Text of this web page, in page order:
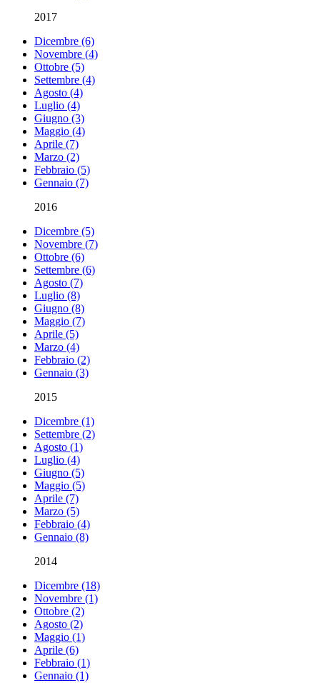
2017
Dicembre (6)
Novembre (4)
Ottobre (5)
Settembre (4)
Agosto (4)
Luglio (4)
Giugno (3)
Maggio (4)
Aprile (7)
Marzo (2)
Febbraio (5)
Gennaio (7)
2016
Dicembre (5)
Novembre (7)
Ottobre (6)
Settembre (6)
Agosto (7)
Luglio (8)
Giugno (8)
Maggio (7)
Aprile (5)
Marzo (4)
Febbraio (2)
Gennaio (3)
2015
Dicembre (1)
Settembre (2)
Agosto (1)
Luglio (4)
Giugno (5)
Maggio (5)
Aprile (7)
Marzo (5)
Febbraio (4)
Gennaio (8)
2014
Dicembre (18)
Novembre (1)
Ottobre (2)
Agosto (2)
Maggio (1)
Aprile (6)
Febbraio (1)
Gennaio (1)